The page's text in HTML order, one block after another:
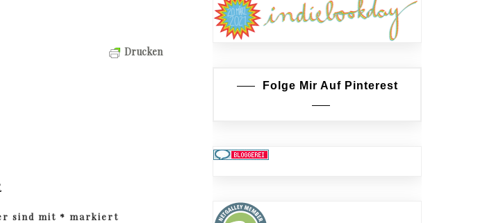
Drucken
sind mit * markiert
Folge Mir Auf Pinterest